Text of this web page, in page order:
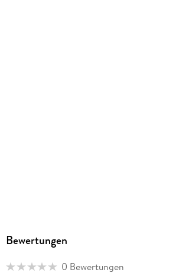
Bewertungen
0 Bewertungen